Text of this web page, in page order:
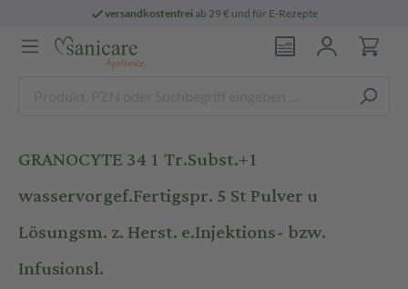
versandkostenfreiab 29 € und für E-Rezepte
GRANOCYTE 34 1 Tr.Subst.+1
wasservorgef.Fertigspr. 5 St Pulver u
Lösungsm. z. Herst. e.Injektions- bzw.
Infusionsl.